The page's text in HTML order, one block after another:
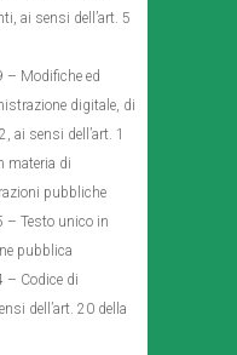
ai sensi dell’art. 5
– Modifiche ed
digitale, di
ai sensi dell’art. 1
materia di
pubbliche
– Testo unico in
pubblica
– Codice di
dell’art. 20 della